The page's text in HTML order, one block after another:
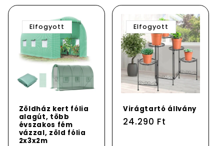
Elfogyott
Zöldház kert fólia
alagút, több
évszakos fém
vázzal, zöld fólia
2x3x2m
Elfogyott
Virágtartó állvány
Normál
24.290 Ft